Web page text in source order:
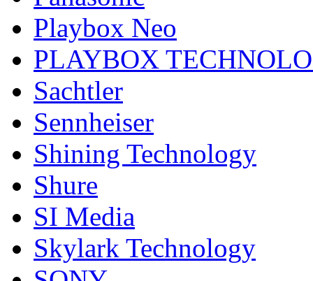
Playbox Neo
PLAYBOX
Sachtler
Sennheiser
Shining Technology
Shure
SI Media
Skylark Technology